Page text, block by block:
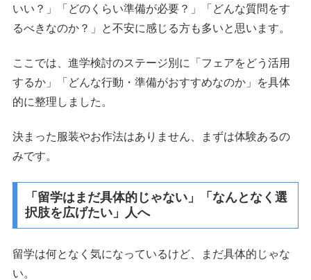
いい？」「どのくらい準備が必要？」「どんな質問をす
るべきなのか？」と不安に感じる方も多いと思います。
ここでは、進学検討のステージ別に「フェアをどう活用
するか」「どんな行動・準備がおすすめなのか」を具体
的に整理しました。
決まった服装やお作法はありません、まずは体験あるの
みです。
「留学はまだ具体的じゃない」「なんとなく選
択肢を広げたい」人へ
留学は何となく気になっているけど、まだ具体的じゃな
い。